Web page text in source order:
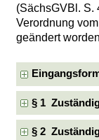
(SächsGVBl. S.
Verordnung
geändert
§ 1
§ 2